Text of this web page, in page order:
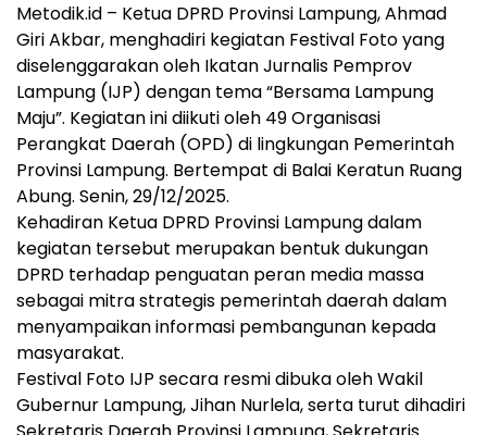
Metodik.id – Ketua DPRD Provinsi Lampung, Ahmad
Giri Akbar, menghadiri kegiatan Festival Foto yang
diselenggarakan oleh Ikatan Jurnalis Pemprov
Lampung (IJP) dengan tema “Bersama Lampung
Maju”. Kegiatan ini diikuti oleh 49 Organisasi
Perangkat Daerah (OPD) di lingkungan Pemerintah
Provinsi Lampung. Bertempat di Balai Keratun Ruang
Abung. Senin, 29/12/2025.
Kehadiran Ketua DPRD Provinsi Lampung dalam
kegiatan tersebut merupakan bentuk dukungan
DPRD terhadap penguatan peran media massa
sebagai mitra strategis pemerintah daerah dalam
menyampaikan informasi pembangunan kepada
masyarakat.
Festival Foto IJP secara resmi dibuka oleh Wakil
Gubernur Lampung, Jihan Nurlela, serta turut dihadiri